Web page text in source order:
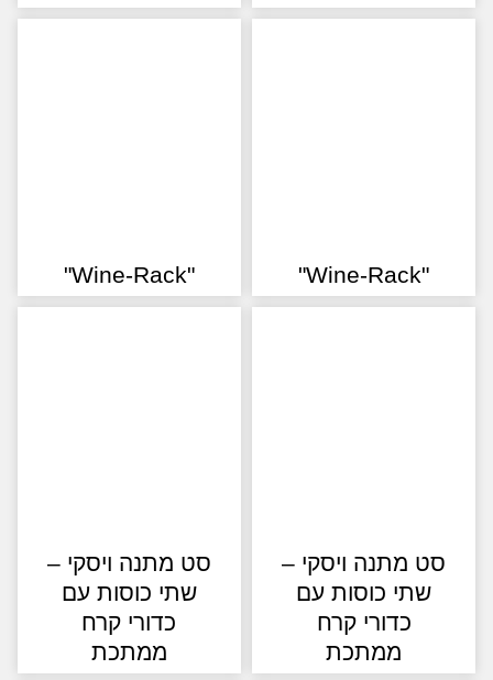
מתנה ויסקי –
שתי כוסות עם
כדורי קרח
ממתכת
סט מתנה ויסקי –
שתי כוסות עם
כדורי קרח
ממתכת